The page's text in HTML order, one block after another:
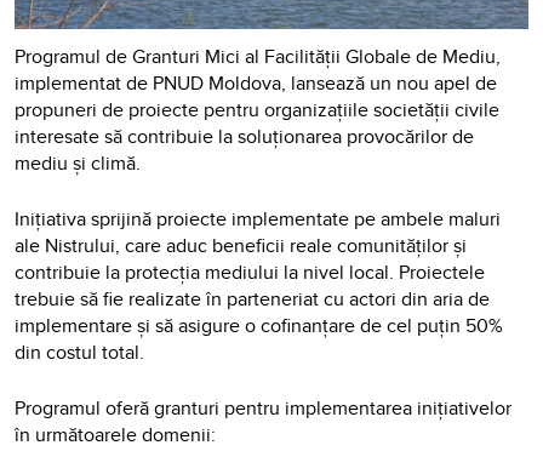
Programul de Granturi Mici al Facilității Globale de Mediu,
implementat de PNUD Moldova, lansează un nou apel de
propuneri de proiecte pentru organizațiile societății civile
interesate să contribuie la soluționarea provocărilor de
mediu și climă.
Inițiativa sprijină proiecte implementate pe ambele maluri
ale Nistrului, care aduc beneficii reale comunităților și
contribuie la protecția mediului la nivel local. Proiectele
trebuie să fie realizate în parteneriat cu actori din aria de
implementare și să asigure o cofinanțare de cel puțin 50%
din costul total.
Programul oferă granturi pentru implementarea inițiativelor
în următoarele domenii: